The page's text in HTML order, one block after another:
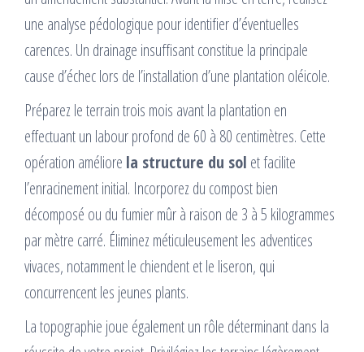
une analyse pédologique pour identifier d’éventuelles
carences. Un drainage insuffisant constitue la principale
cause d’échec lors de l’installation d’une plantation oléicole.
Préparez le terrain trois mois avant la plantation en
effectuant un labour profond de 60 à 80 centimètres. Cette
opération améliore la structure du sol et facilite
l’enracinement initial. Incorporez du compost bien
décomposé ou du fumier mûr à raison de 3 à 5 kilogrammes
par mètre carré. Éliminez méticuleusement les adventices
vivaces, notamment le chiendent et le liseron, qui
concurrencent les jeunes plants.
La topographie joue également un rôle déterminant dans la